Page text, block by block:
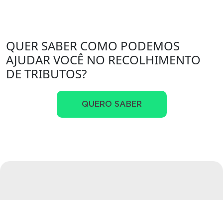
QUER SABER COMO PODEMOS
AJUDAR VOCÊ NO RECOLHIMENTO
DE TRIBUTOS?
QUERO SABER